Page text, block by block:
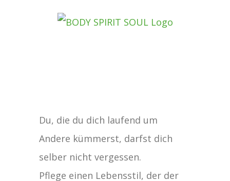
grösseres
Bild
Du, die du dich laufend um
Andere kümmerst, darfst dich
selber nicht vergessen.
Pflege einen Lebensstil, der der